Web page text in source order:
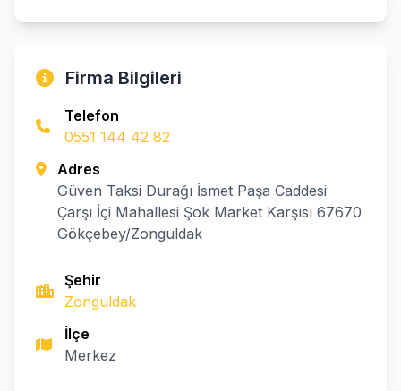
Firma Bilgileri
Telefon
0551 144 42 82
Adres
Güven Taksi Durağı İsmet Paşa Caddesi
Çarşı İçi Mahallesi Şok Market Karşısı 67670
Gökçebey/Zonguldak
Şehir
Zonguldak
İlçe
Merkez